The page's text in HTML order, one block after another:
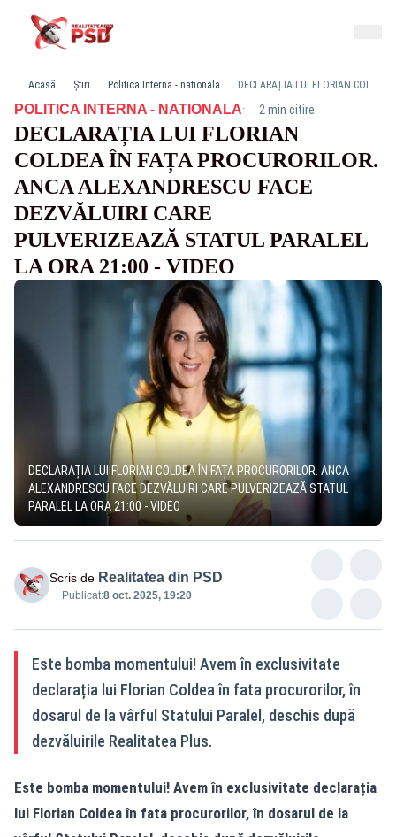
Acasă Știri Politica Interna - nationala DECLARAȚIA LUI FLORIAN COLDEA ÎN FAȚA PROCURORILOR. ANCA ALEXANDRESCU FACE DEZVĂLUIRI CARE PULVERIZEAZĂ STATUL PARALEL LA ORA 21:00 - VIDEO
POLITICA INTERNA - NATIONALA· 2 min citire
DECLARAȚIA LUI FLORIAN
COLDEA ÎN FAȚA PROCURORILOR.
ANCA ALEXANDRESCU FACE
DEZVĂLUIRI CARE
PULVERIZEAZĂ STATUL PARALEL
LA ORA 21:00 - VIDEO
DECLARAȚIA LUI FLORIAN COLDEA ÎN FAȚA PROCURORILOR. ANCA
ALEXANDRESCU FACE DEZVĂLUIRI CARE PULVERIZEAZĂ STATUL
PARALEL LA ORA 21:00 - VIDEO
Scris de Realitatea din PSD
Publicat:8 oct. 2025, 19:20
Este bomba momentului! Avem în exclusivitate
declarația lui Florian Coldea în fata procurorilor, în
dosarul de la vârful Statului Paralel, deschis după
dezvăluirile Realitatea Plus.
Este bomba momentului! Avem în exclusivitate declarația
lui Florian Coldea în fata procurorilor, în dosarul de la